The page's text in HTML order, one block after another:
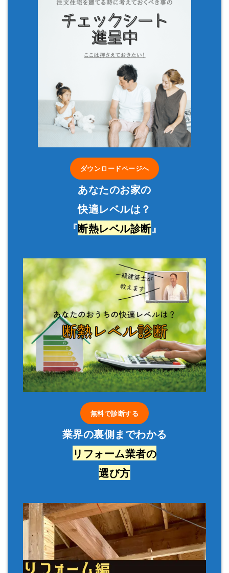
ダウンロードページへ
あなたのお家の
快適レベルは？
『断熱レベル診断』
無料で診断する
業界の裏側までわかる
リフォーム業者の
選び方